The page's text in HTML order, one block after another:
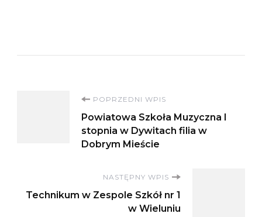
Nawigacja
wpisu
POPRZEDNI WPIS
Powiatowa Szkoła Muzyczna I
stopnia w Dywitach filia w
Dobrym Mieście
NASTĘPNY WPIS
Technikum w Zespole Szkół nr 1
w Wieluniu